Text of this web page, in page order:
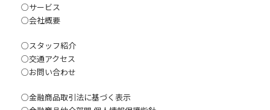
○サービス
○会社概要
○スタッフ紹介
○交通アクセス
○お問い合わせ
○金融商品取引法に基づく表示